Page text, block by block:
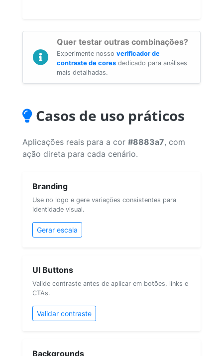
Quer testar outras combinações?
Experimente nosso verificador de
contraste de cores dedicado para análises
mais detalhadas.
Casos de uso práticos
Aplicações reais para a cor #8883a7, com
ação direta para cada cenário.
Branding
Use no logo e gere variações consistentes para
identidade visual.
Gerar escala
UI Buttons
Valide contraste antes de aplicar em botões, links e
CTAs.
Validar contraste
Backgrounds